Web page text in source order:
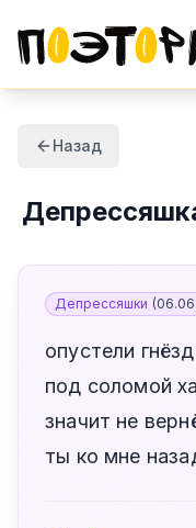
Назад
Депрессяшки (
опустели
под соломой
значит не
ты ко мне